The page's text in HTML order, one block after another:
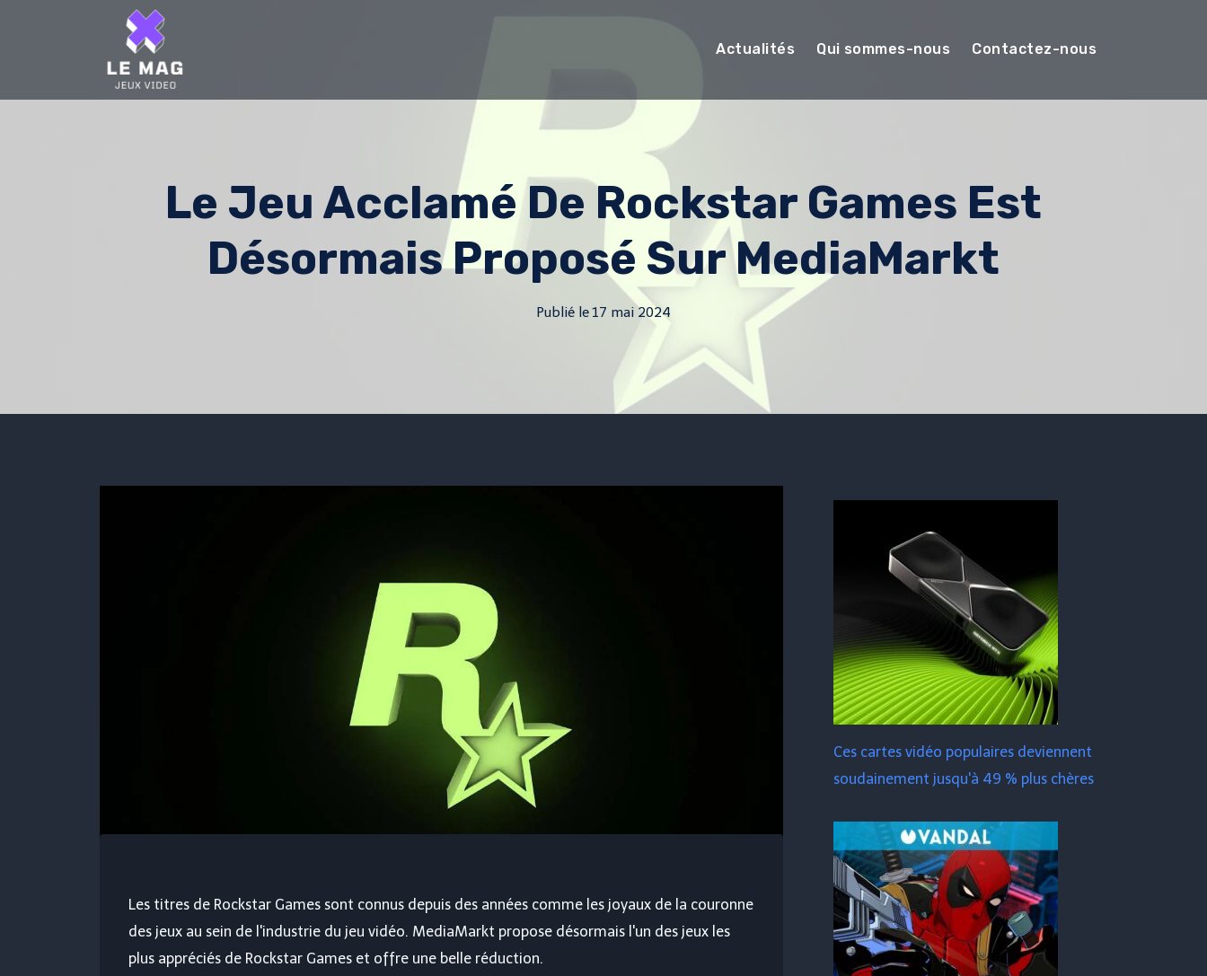
Actualités Qui sommes-nous Contactez-nous
Le Jeu Acclamé De Rockstar Games Est
Désormais Proposé Sur MediaMarkt
Publié le17 mai 2024
Les titres de Rockstar Games sont connus depuis des années comme les joyaux de la couronne
des jeux au sein de l'industrie du jeu vidéo. MediaMarkt propose désormais l'un des jeux les
plus appréciés de Rockstar Games et offre une belle réduction.
Ces cartes vidéo populaires deviennent
soudainement jusqu'à 49 % plus chères